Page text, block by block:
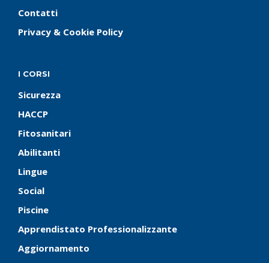
Contatti
Privacy & Cookie Policy
I CORSI
Sicurezza
HACCP
Fitosanitari
Abilitanti
Lingue
Social
Piscine
Apprendistato Professionalizzante
Aggiornamento